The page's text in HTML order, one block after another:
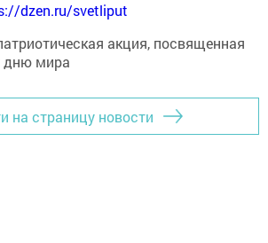
dzen.ru/svetliput
на страницу новости